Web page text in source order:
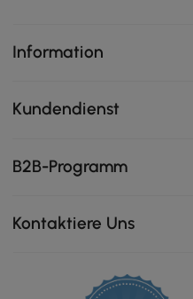
Information
Kundendienst
B2B-Programm
Kontaktiere Uns